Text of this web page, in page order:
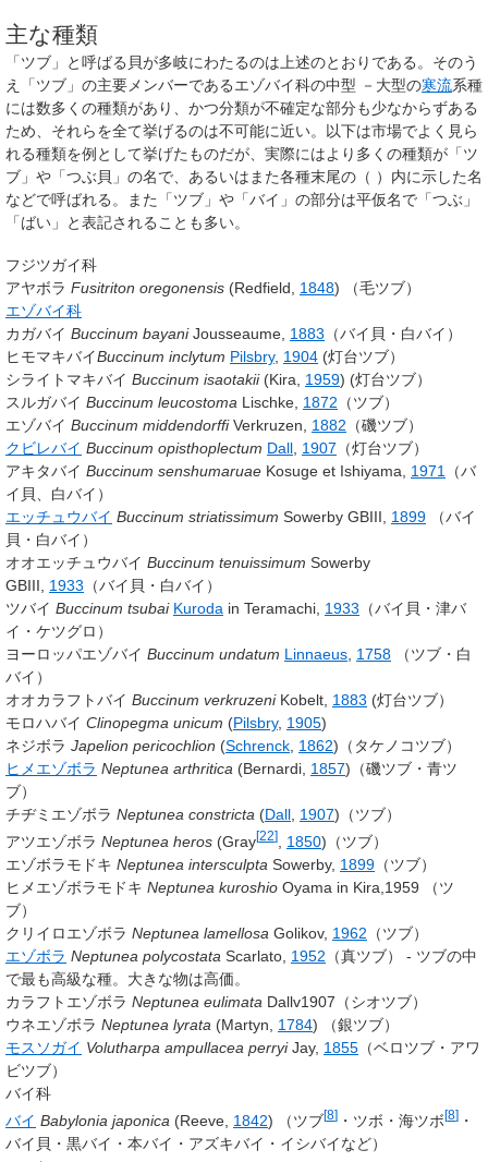
主な種類
「ツブ」と呼ばる貝が多岐にわたるのは上述のとおりである。そのう
え「ツブ」の主要メンバーであるエゾバイ科の中型 －大型の寒流系種
には数多くの種類があり、かつ分類が不確定な部分も少なからずある
ため、それらを全て挙げるのは不可能に近い。以下は市場でよく見ら
れる種類を例として挙げたものだが、実際にはより多くの種類が「ツ
ブ」や「つぶ貝」の名で、あるいはまた各種末尾の（ ）内に示した名
などで呼ばれる。また「ツブ」や「バイ」の部分は平仮名で「つぶ」
「ばい」と表記されることも多い。
フジツガイ科
アヤボラ Fusitriton oregonensis (Redfield, 1848) （毛ツブ）
エゾバイ科
カガバイ Buccinum bayani Jousseaume, 1883 （バイ貝・白バイ）
ヒモマキバイBuccinum inclytum Pilsbry, 1904 (灯台ツブ）
シライトマキバイ Buccinum isaotakii (Kira, 1959) (灯台ツブ）
スルガバイ Buccinum leucostoma Lischke, 1872 （ツブ）
エゾバイ Buccinum middendorffi Verkruzen, 1882 （磯ツブ）
クビレバイ Buccinum opisthoplectum Dall, 1907 （灯台ツブ）
アキタバイ Buccinum senshumaruae Kosuge et Ishiyama, 1971 （バ
イ貝、白バイ）
エッチュウバイ Buccinum striatissimum Sowerby GBIII, 1899 （バイ
貝・白バイ）
オオエッチュウバイ Buccinum tenuissimum Sowerby
GBIII, 1933 （バイ貝・白バイ）
ツバイ Buccinum tsubai Kuroda in Teramachi, 1933 （バイ貝・津バ
イ・ケツグロ）
ヨーロッパエゾバイ Buccinum undatum Linnaeus, 1758 （ツブ・白
バイ）
オオカラフトバイ Buccinum verkruzeni Kobelt, 1883 (灯台ツブ）
モロハバイ Clinopegma unicum (Pilsbry, 1905)
ネジボラ Japelion pericochlion (Schrenck, 1862) （タケノコツブ）
ヒメエゾボラ Neptunea arthritica (Bernardi, 1857) （磯ツブ・青ツ
ブ）
チヂミエゾボラ Neptunea constricta (Dall, 1907) （ツブ）
アツエゾボラ Neptunea heros (Gray[22] 1850) （ツブ）
エゾボラモドキ Neptunea intersculpta Sowerby, 1899 （ツブ）
ヒメエゾボラモドキ Neptunea kuroshio Oyama in Kira,1959 （ツ
ブ）
クリイロエゾボラ Neptunea lamellosa Golikov, 1962 （ツブ）
エゾボラ Neptunea polycostata Scarlato, 1952 （真ツブ） - ツブの中
で最も高級な種。大きな物は高価。
カラフトエゾボラ Neptunea eulimata Dallv1907 （シオツブ）
ウネエゾボラ Neptunea lyrata (Martyn, 1784) （銀ツブ）
モスソガイ Volutharpa ampullacea perryi Jay, 1855 （ベロツブ・アワ
ビツブ）
バイ科
バイ Babylonia japonica (Reeve, 1842) （ツブ[8] ・ツボ・海ツボ[8] ・
バイ貝・黒バイ・本バイ・アズキバイ・イシバイなど）